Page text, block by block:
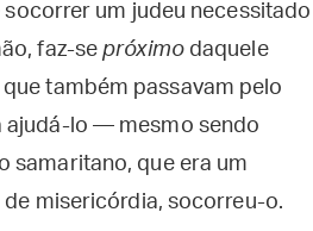
um judeu necessitado
faz-sepróximo daquele
também passavam pelo
ajudá-lo — mesmo sendo
samaritano, que era um
misericórdia, socorreu-o.